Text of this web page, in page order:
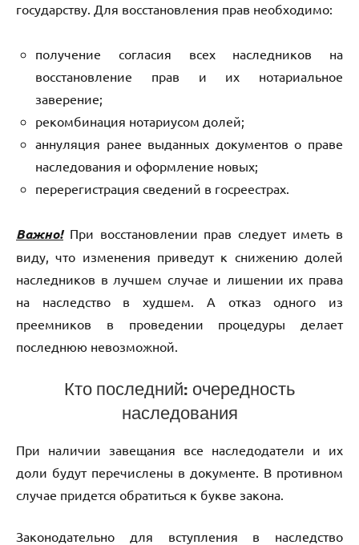
государству. Для восстановления прав необходимо:
получение согласия всех наследников на
восстановление прав и их нотариальное
заверение;
рекомбинация нотариусом долей;
аннуляция ранее выданных документов о праве
наследования и оформление новых;
перерегистрация сведений в госреестрах.
Важно!При восстановлении прав следует иметь в
виду, что изменения приведут к снижению долей
наследников в лучшем случае и лишении их права
на наследство в худшем. А отказ одного из
преемников в проведении процедуры делает
последнюю невозможной.
Кто последний: очередность
наследования
При наличии завещания все наследодатели и их
доли будут перечислены в документе. В противном
случае придется обратиться к букве закона.
Законодательно для вступления в наследство